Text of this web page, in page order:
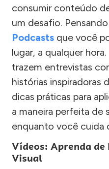
consumir conteúdo
um desafio.
Podcasts que você
lugar, a qualquer
trazem entrevistas
histórias inspiradoras
dicas práticas para
a maneira perfeita de
enquanto você cuida
Vídeos: Aprenda de
Visual